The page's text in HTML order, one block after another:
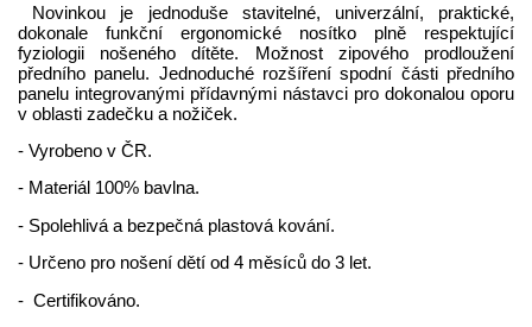
Novinkou je jednoduše stavitelné, univerzální, praktické,
dokonale funkční ergonomické nosítko plně respektující
fyziologii nošeného dítěte. Možnost zipového prodloužení
předního panelu. Jednoduché rozšíření spodní části předního
panelu integrovanými přídavnými nástavci pro dokonalou oporu
v oblasti zadečku a nožiček.
- Vyrobeno v ČR.
- Materiál 100% bavlna.
- Spolehlivá a bezpečná plastová kování.
- Určeno pro nošení dětí od 4 měsíců do 3 let.
- Certifikováno.